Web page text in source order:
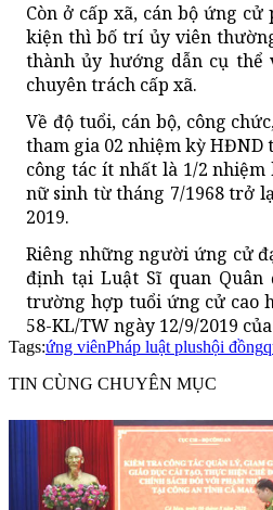
Còn ở cấp xã, cán bộ ứng
kiện thì bố trí ủy viên
thành ủy hướng dẫn cụ
chuyên trách cấp xã.
Về độ tuổi, cán bộ, công
tham gia 02 nhiệm kỳ
công tác ít nhất là 1/2
nữ sinh từ tháng 7/1968 trở
2019.
Riêng những người ứng cử
định tại Luật Sĩ quan
trường hợp tuổi ứng cử cao
58-KL/TW ngày 12/9/2019
Tags:ứng viênPháp luật plushội đồng
TIN CÙNG CHUYÊN MỤC